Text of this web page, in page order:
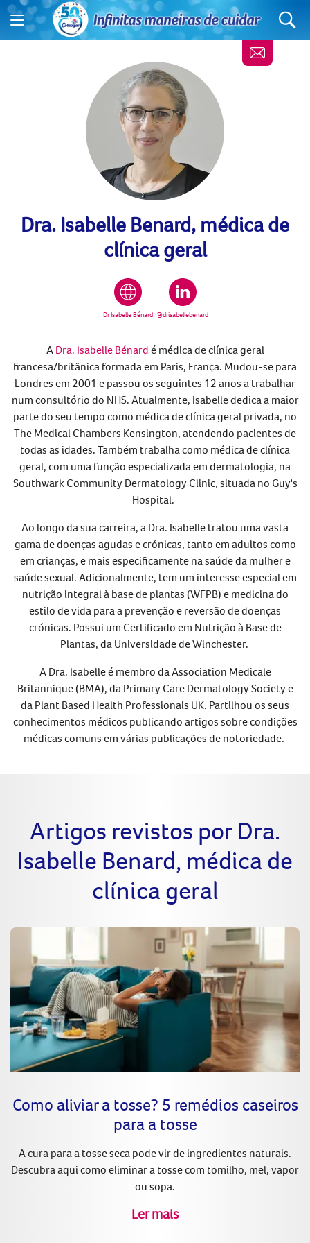
Dra. Isabelle Benard, médica de
clínica geral
A Dra. Isabelle Bénard é médica de clínica geral
francesa/britânica formada em Paris, França. Mudou-se para
Londres em 2001 e passou os seguintes 12 anos a trabalhar
num consultório do NHS. Atualmente, Isabelle dedica a maior
parte do seu tempo como médica de clínica geral privada, no
The Medical Chambers Kensington, atendendo pacientes de
todas as idades. Também trabalha como médica de clínica
geral, com uma função especializada em dermatologia, na
Southwark Community Dermatology Clinic, situada no Guy's
Hospital.
Ao longo da sua carreira, a Dra. Isabelle tratou uma vasta
gama de doenças agudas e crónicas, tanto em adultos como
em crianças, e mais especificamente na saúde da mulher e
saúde sexual. Adicionalmente, tem um interesse especial em
nutrição integral à base de plantas (WFPB) e medicina do
estilo de vida para a prevenção e reversão de doenças
crónicas. Possui um Certificado em Nutrição à Base de
Plantas, da Universidade de Winchester.
A Dra. Isabelle é membro da Association Medicale
Britannique (BMA), da Primary Care Dermatology Society e
da Plant Based Health Professionals UK. Partilhou os seus
conhecimentos médicos publicando artigos sobre condições
médicas comuns em várias publicações de notoriedade.
Dr Isabelle Bénard @drisabellebenard
Artigos revistos por Dra.
Isabelle Benard, médica de
clínica geral
Como aliviar a tosse? 5 remédios caseiros
para a tosse
A cura para a tosse seca pode vir de ingredientes naturais.
Descubra aqui como eliminar a tosse com tomilho, mel, vapor
ou sopa.
Ler mais